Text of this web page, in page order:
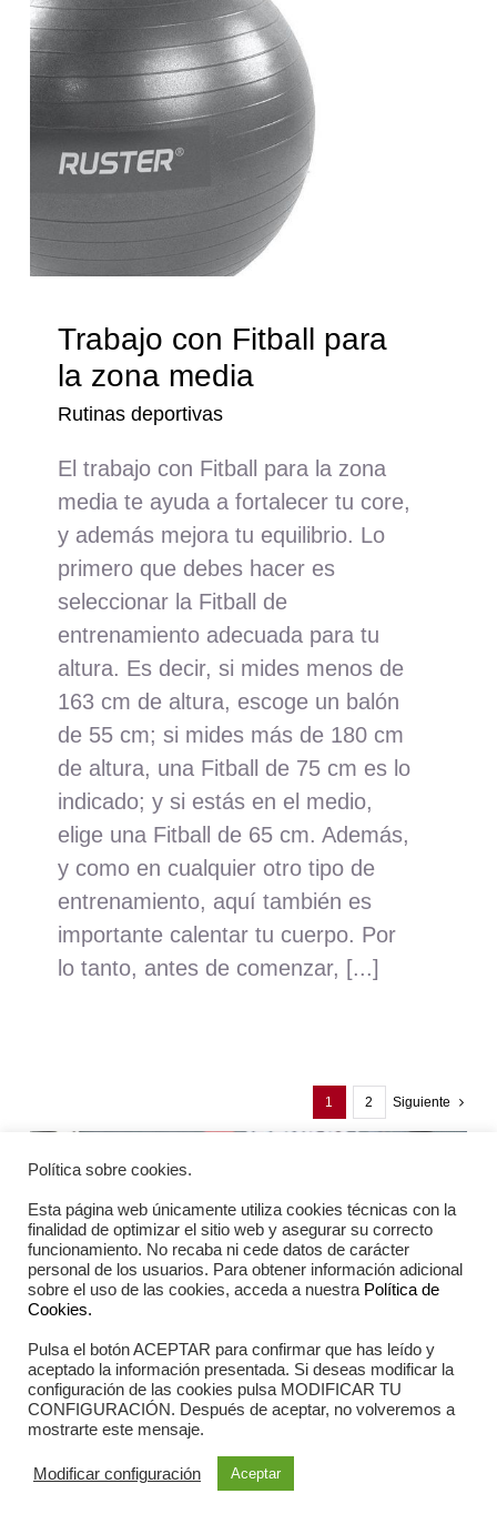
Trabajo con Fitball para
la zona media
Rutinas deportivas
El trabajo con Fitball para la zona
media te ayuda a fortalecer tu core,
y además mejora tu equilibrio. Lo
primero que debes hacer es
seleccionar la Fitball de
entrenamiento adecuada para tu
altura. Es decir, si mides menos de
163 cm de altura, escoge un balón
de 55 cm; si mides más de 180 cm
de altura, una Fitball de 75 cm es lo
indicado; y si estás en el medio,
elige una Fitball de 65 cm. Además,
y como en cualquier otro tipo de
entrenamiento, aquí también es
importante calentar tu cuerpo. Por
lo tanto, antes de comenzar, [...]
1 2 Siguiente
Incrediwear como
tecnología innovadora
Política sobre cookies.
Esta página web únicamente utiliza cookies técnicas con la
finalidad de optimizar el sitio web y asegurar su correcto
funcionamiento. No recaba ni cede datos de carácter
personal de los usuarios. Para obtener información adicional
sobre el uso de las cookies, acceda a nuestra Política de
Cookies.
Pulsa el botón ACEPTAR para confirmar que has leído y
aceptado la información presentada. Si deseas modificar la
configuración de las cookies pulsa MODIFICAR TU
CONFIGURACIÓN. Después de aceptar, no volveremos a
mostrarte este mensaje.
Modificar configuración Aceptar